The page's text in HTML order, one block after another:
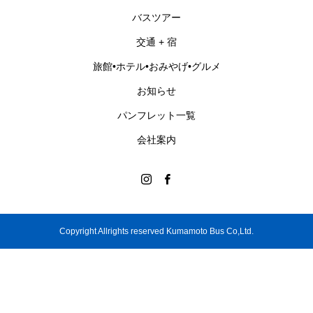
バスツアー
交通 + 宿
旅館•ホテル•おみやげ•グルメ
お知らせ
パンフレット一覧
会社案内
Copyright Allrights reserved Kumamoto Bus Co,Ltd.